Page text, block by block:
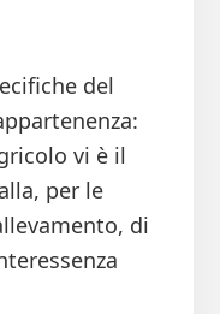
del
vi è il
per le
di